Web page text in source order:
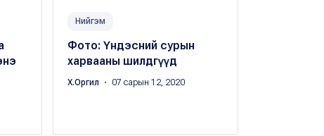
Нийгэм
Фото: Үндэсний сурын
харвааны шилдгүүд
Х.Оргил ・ 07 сарын 12, 2020